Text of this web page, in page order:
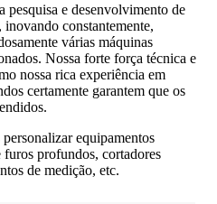
pesquisa e desenvolvimento de
constantemente,
várias máquinas
Nossa forte força técnica e
nossa rica experiência em
certamente garantem que os
equipamentos
furos profundos, cortadores
de medição, etc.